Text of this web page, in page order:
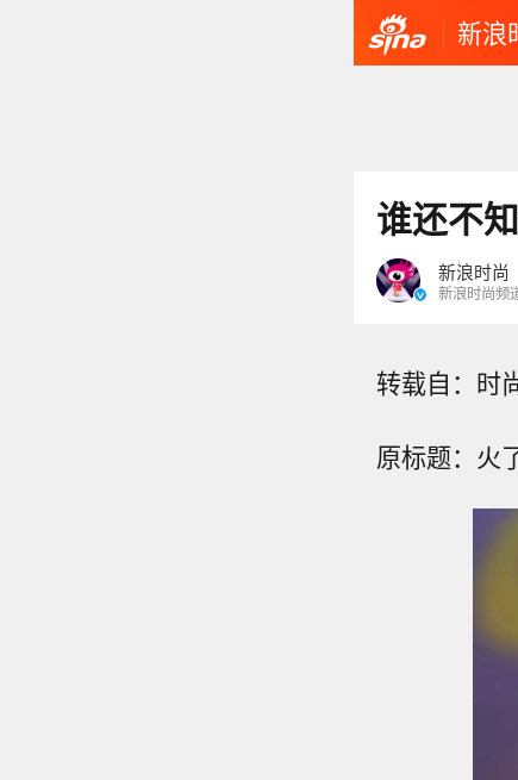
新浪
谁还不
新浪时尚
新浪时尚频
转载自：时
原标题：火